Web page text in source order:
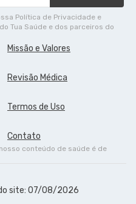
Política de Privacidade e
Tua Saúde e dos parceiros do
Missão e Valores
Revisão Médica
Termos de Uso
Contato
conteúdo de saúde é de
site: 07/08/2026